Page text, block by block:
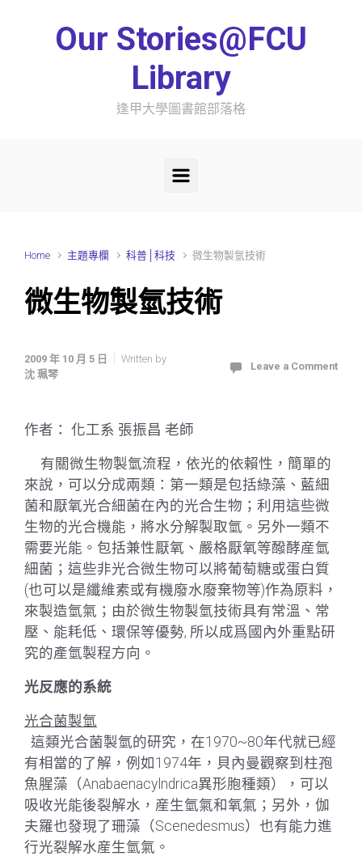
Our Stories@FCU
Library
逢甲大學圖書館部落格
Home 主題專欄 科普│科技 微生物製氫技術
微生物製氫技術
2009 年 10 月 5 日
Written by
沈 珮琴
Leave a Comment
作者： 化工系 張振昌 老師
有關微生物製氫流程，依光的依賴性，簡單的
來說，可以分成兩類：第一類是包括綠藻、藍細
菌和厭氧光合細菌在內的光合生物；利用這些微
生物的光合機能，將水分解製取氫。另外一類不
需要光能。 包括兼性厭氧、嚴格厭氧等醱酵産氫
細菌；這些非光合微生物可以將葡萄糖或蛋白質
(也可以是纖維素或有機廢水廢棄物等)作為原料，
來製造氫氣；由於微生物製氫技術具有常溫、常
壓、能耗低、環保等優勢, 所以成爲國內外重點研
究的產氫製程方向。
光反應的系統
光合菌製氫
這類光合菌製氫的研究，在1970~80年代就已經
有相當的了解，例如1974年，貝內曼觀察到柱孢
魚腥藻（Anabaenacylndrica異形胞種類），可以
吸收光能後裂解水，産生氫氣和氧氣；另外，伽
夫羅也發現了珊藻（Scenedesmus）也有能力進
行光裂解水産生氫氣。